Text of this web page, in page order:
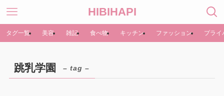
HIBIHAPI
タグ一覧 美容 雑記 食べ物 キッチン ファッション プライ
跳乳学園 – tag –